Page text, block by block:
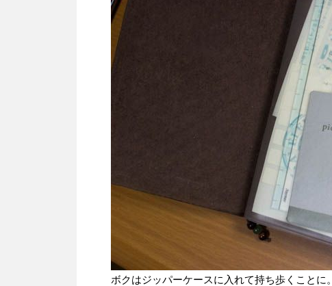
ボクはジッパーケースに入れて持ち歩くことに。